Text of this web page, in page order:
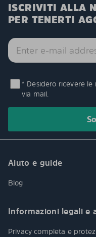
ISCRIVITI ALLA
PER TENERTI
* Desidero ricevere
via mail.
Aiuto e guide
Blog
Informazioni legali e
Privacy completa e